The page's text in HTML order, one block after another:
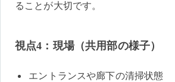
ることが大切です。
視点4：現場（共用部の様子）
エントランスや廊下の清掃状態